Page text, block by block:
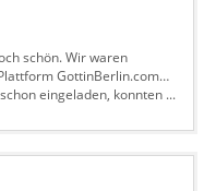
schön. Wir waren
GottinBerlin.com…
eingeladen, konnten ...